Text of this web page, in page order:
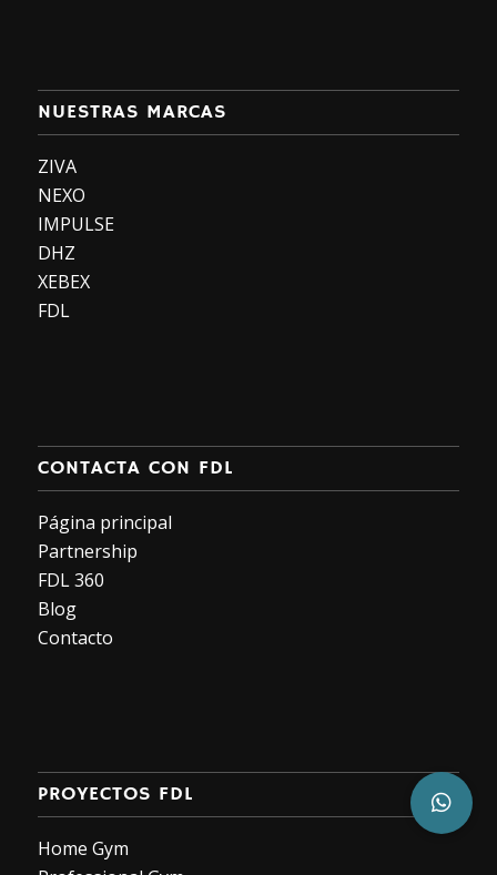
NUESTRAS MARCAS
ZIVA
NEXO
IMPULSE
DHZ
XEBEX
FDL
CONTACTA CON FDL
Página principal
Partnership
FDL 360
Blog
Contacto
PROYECTOS FDL
Home Gym